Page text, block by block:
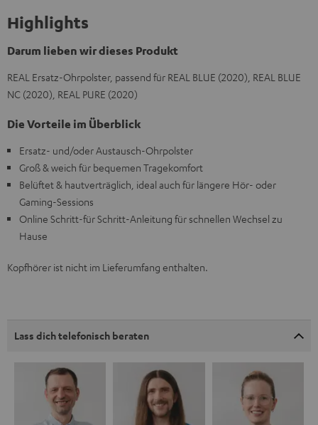
Highlights
Darum lieben wir dieses Produkt
REAL Ersatz-Ohrpolster, passend für REAL BLUE (2020), REAL BLUE
NC (2020), REAL PURE (2020)
Die Vorteile im Überblick
Ersatz- und/oder Austausch-Ohrpolster
Groß & weich für bequemen Tragekomfort
Belüftet & hautverträglich, ideal auch für längere Hör- oder
Gaming-Sessions
Online Schritt-für Schritt-Anleitung für schnellen Wechsel zu
Hause
Kopfhörer ist nicht im Lieferumfang enthalten.
Lass dich telefonisch beraten